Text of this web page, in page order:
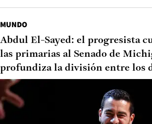
MUNDO
Abdul El-Sayed: el progresista
las primarias al Senado de
profundiza la división entre los